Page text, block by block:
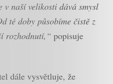
v naší velikosti dává smysl
té doby působíme čistě z
rozhodnutí,“ popisuje
dále vysvětluje, že